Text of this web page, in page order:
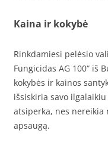
Kaina ir kokybė
Rinkdamiesi pelėsio
Fungicidas AG 100“ iš
kokybės ir kainos
išsiskiria savo
atsiperka, nes
apsaugą.